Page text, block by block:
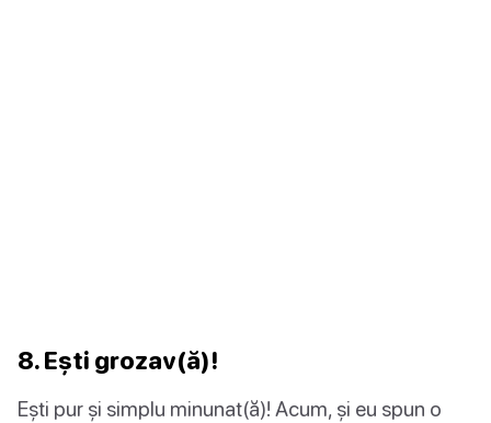
8. Ești grozav(ă)!
Ești pur și simplu minunat(ă)! Acum, și eu spun o